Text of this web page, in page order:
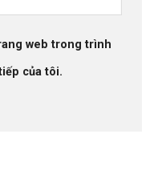
web trong trình
của tôi.